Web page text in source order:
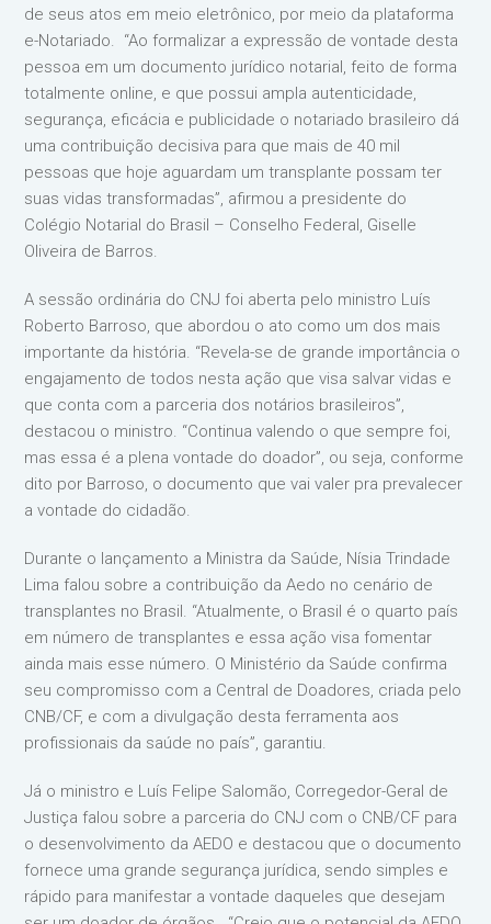
de seus atos em meio eletrônico, por meio da plataforma
e-Notariado. “Ao formalizar a expressão de vontade desta
pessoa em um documento jurídico notarial, feito de forma
totalmente online, e que possui ampla autenticidade,
segurança, eficácia e publicidade o notariado brasileiro dá
uma contribuição decisiva para que mais de 40 mil
pessoas que hoje aguardam um transplante possam ter
suas vidas transformadas”, afirmou a presidente do
Colégio Notarial do Brasil – Conselho Federal, Giselle
Oliveira de Barros.
A sessão ordinária do CNJ foi aberta pelo ministro Luís
Roberto Barroso, que abordou o ato como um dos mais
importante da história. “Revela-se de grande importância o
engajamento de todos nesta ação que visa salvar vidas e
que conta com a parceria dos notários brasileiros”,
destacou o ministro. “Continua valendo o que sempre foi,
mas essa é a plena vontade do doador”, ou seja, conforme
dito por Barroso, o documento que vai valer pra prevalecer
a vontade do cidadão.
Durante o lançamento a Ministra da Saúde, Nísia Trindade
Lima falou sobre a contribuição da Aedo no cenário de
transplantes no Brasil. “Atualmente, o Brasil é o quarto país
em número de transplantes e essa ação visa fomentar
ainda mais esse número. O Ministério da Saúde confirma
seu compromisso com a Central de Doadores, criada pelo
CNB/CF, e com a divulgação desta ferramenta aos
profissionais da saúde no país”, garantiu.
Já o ministro e Luís Felipe Salomão, Corregedor-Geral de
Justiça falou sobre a parceria do CNJ com o CNB/CF para
o desenvolvimento da AEDO e destacou que o documento
fornece uma grande segurança jurídica, sendo simples e
rápido para manifestar a vontade daqueles que desejam